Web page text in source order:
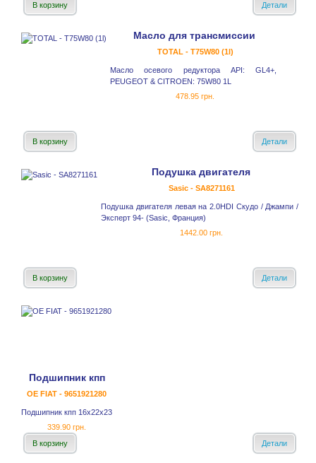
В корзину Детали
Масло для трансмиссии
TOTAL - T75W80 (1l)
Масло осевого редуктора API: GL4+,
PEUGEOT & CITROEN: 75W80 1L
478.95 грн.
В корзину Детали
Подушка двигателя
Sasic - SA8271161
Подушка двигателя левая на 2.0HDI Скудо / Джампи /
Эксперт 94- (Sasic, Франция)
1442.00 грн.
В корзину Детали
Подшипник кпп
OE FIAT - 9651921280
Подшипник кпп 16x22x23
339.90 грн.
В корзину
Детали